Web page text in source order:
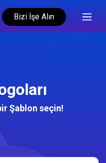
Bizi İşe Alın
Şablon seçin!